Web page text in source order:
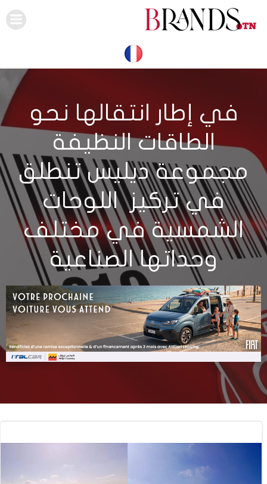
في إطار انتقالها نحو
الطاقات النظيفة
مجموعة ديليس تنطلق
في تركيز اللوحات
الشمسية في مختلف
وحداتها الصناعية